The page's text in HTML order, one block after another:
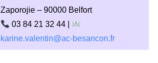
Zaporojie – 90000 Belfort
03 84 21 32 44 |
karine.valentin@ac-besancon.fr